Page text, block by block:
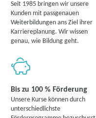
Seit 1985 bringen wir unsere
Kunden mit passgenauen
Weiterbildungen ans Ziel ihrer
Karriereplanung. Wir wissen
genau, wie Bildung geht.
Bis zu 100 % Förderung
Unsere Kurse können durch
unterschiedlichste